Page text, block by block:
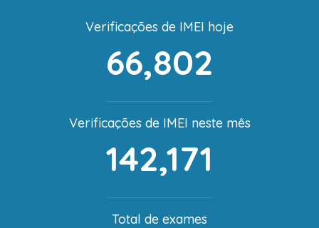
Verificações de IMEI hoje
66,802
Verificações de IMEI neste mês
142,171
Total de exames